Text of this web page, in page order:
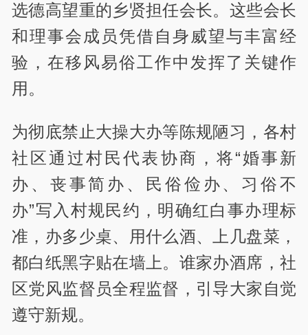
选德高望重的乡贤担任会长。这些会长
和理事会成员凭借自身威望与丰富经
验，在移风易俗工作中发挥了关键作
用。
为彻底禁止大操大办等陈规陋习，各村
社区通过村民代表协商，将“婚事新
办、丧事简办、民俗俭办、习俗不
办”写入村规民约，明确红白事办理标
准，办多少桌、用什么酒、上几盘菜，
都白纸黑字贴在墙上。谁家办酒席，社
区党风监督员全程监督，引导大家自觉
遵守新规。